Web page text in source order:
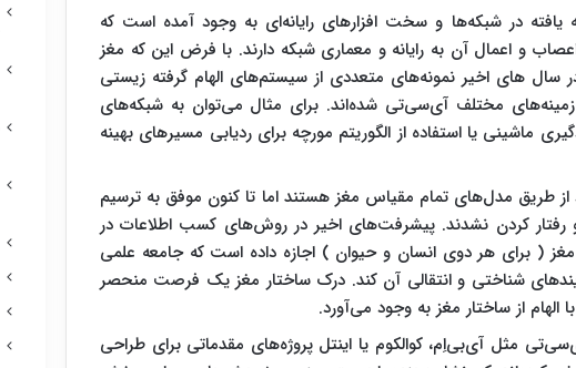
در شبکه‌ها و سخت افزارهای رایانه‌ای به وجود آمده است که
و اعمال آن به رایانه و معماری شبکه دارند. با فرض این که مغز
های اخیر نمونه‌های متعددی از سیستم‌های الهام گرفته زیستی
مختلف آی‌سی‌تی شده‌اند. برای مثال می‌توان به شبکه‌های
ماشینی یا استفاده از الگوریتم مورچه برای ردیابی مسیرهای بهینه
طریق مدل‌های تمام مقیاس مغز هستند اما تا کنون موفق به ترسیم
رفتار کردن نشدند. پیشرفت‌های اخیر در روش‌های کسب اطلاعات در
( برای هر دوی انسان و حیوان ) اجازه داده است که جامعه علمی
شناختی و انتقالی آن کند. درک ساختار مغز یک فرصت منحصر
از ساختار مغز به وجود می‌آورد.
مثل آی‌بی‌اِم، کوالکوم یا اینتل پروژه‌های مقدماتی برای طراحی